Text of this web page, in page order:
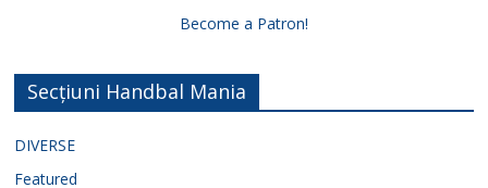
Become a Patron!
Secțiuni Handbal Mania
DIVERSE
Featured